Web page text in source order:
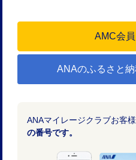
ANAのふるさと
ANAマイレージクラブお客
の番号です。